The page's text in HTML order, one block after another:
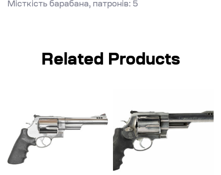
Місткість барабана, патронів: 5
Related Products